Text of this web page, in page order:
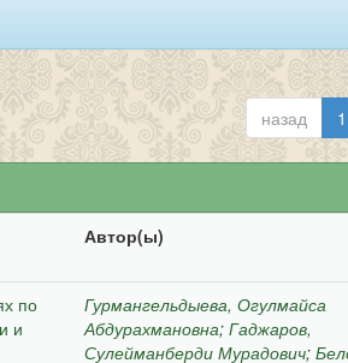
назад 1
Автор(ы)
по
и
Гурмангельдыева, Огулмайса
Абдурахмановна;Гаджаров,
Сулейманберди Мурадович;